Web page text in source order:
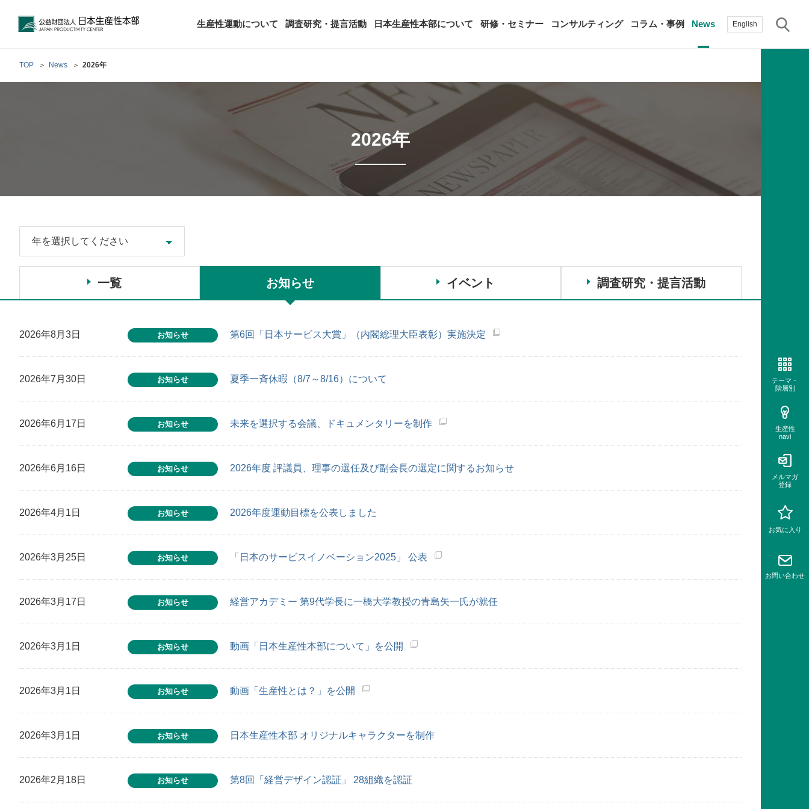
公益財団法人日本生産性本部 English
生産性運動について
調査研究・提言活動 日本生産性本部について 研修・セミナー コンサルティング コラム・事例 News
トップメッセージ 年頭会長所感
生産性シンポジウム
国際連携・国際交流活動
活動組織
過去の活動実績
生産性新聞
綱領・宣言集
働く人のメンタルヘルスに関する調査
顧客満足度調査（JCSI）
レジャー白書
雇用・賃金に関する調査研究・提言
自治体に関する調査研究・提言
その他の調査研究・提言
定款および業務・財務に関する資料
SDGsへの取り組み
日本生産性本部とは
全国の生産性機関
賛助会員
採用情報
来月の研修・セミナー
アーカイブ研修・セミナー
オーダーメイド研修（企業内研修）
参加者の声
主な研修会場地図
経営コンサルティング コンサルタント紹介
経営コンサルタント候補について
TOP News 2026年
2026年
一覧 お知らせ イベント 調査研究・提言活動
2026年8月3日 お知らせ 第6回「日本サービス大賞」（内閣総理大臣表彰）実施決定
2026年7月30日 お知らせ 夏季一斉休暇（8/7～8/16）について
2026年6月17日 お知らせ 未来を選択する会議、ドキュメンタリーを制作
2026年6月16日 お知らせ 2026年度 評議員、理事の選任及び副会長の選定に関するお知らせ
2026年4月1日 お知らせ 2026年度運動目標を公表しました
2026年3月25日 お知らせ 「日本のサービスイノベーション2025」 公表
2026年3月17日 お知らせ 経営アカデミー 第9代学長に一橋大学教授の青島矢一氏が就任
2026年3月1日 お知らせ 動画「日本生産性本部について」を公開
2026年3月1日 お知らせ 動画「生産性とは？」を公開
2026年3月1日 お知らせ 日本生産性本部 オリジナルキャラクターを制作
2026年2月18日 お知らせ 第8回「経営デザイン認証」 28組織を認証
テーマ・
階層別
生産性
navi
メルマガ
登録
お気に入り
お問い合わせ